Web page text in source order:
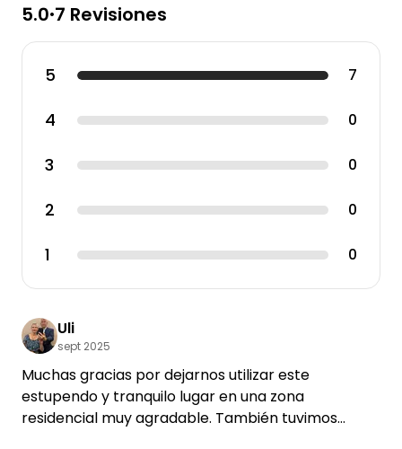
5.0•7 Revisiones
5 7
4 0
3 0
2 0
1 0
Uli
sept 2025
Muchas gracias por dejarnos utilizar este
estupendo y tranquilo lugar en una zona
residencial muy agradable. También tuvimos